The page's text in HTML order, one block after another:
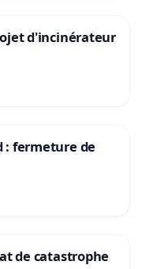
d'incinérateur
: fermeture de
de catastrophe